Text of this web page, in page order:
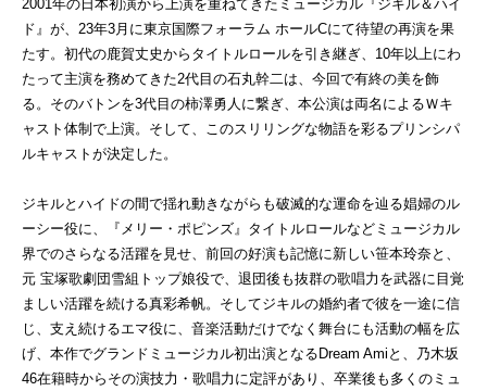
2001年の日本初演から上演を重ねてきたミュージカル『ジキル＆ハイ
ド』が、23年3月に東京国際フォーラム ホールCにて待望の再演を果
たす。初代の鹿賀丈史からタイトルロールを引き継ぎ、10年以上にわ
たって主演を務めてきた2代目の石丸幹二は、今回で有終の美を飾
る。そのバトンを3代目の柿澤勇人に繋ぎ、本公演は両名によるＷキ
ャスト体制で上演。そして、このスリリングな物語を彩るプリンシパ
ルキャストが決定した。
ジキルとハイドの間で揺れ動きながらも破滅的な運命を辿る娼婦のル
ーシー役に、『メリー・ポピンズ』タイトルロールなどミュージカル
界でのさらなる活躍を見せ、前回の好演も記憶に新しい笹本玲奈と、
元 宝塚歌劇団雪組トップ娘役で、退団後も抜群の歌唱力を武器に目覚
ましい活躍を続ける真彩希帆。そしてジキルの婚約者で彼を一途に信
じ、支え続けるエマ役に、音楽活動だけでなく舞台にも活動の幅を広
げ、本作でグランドミュージカル初出演となるDream Amiと、乃木坂
46在籍時からその演技力・歌唱力に定評があり、卒業後も多くのミュ